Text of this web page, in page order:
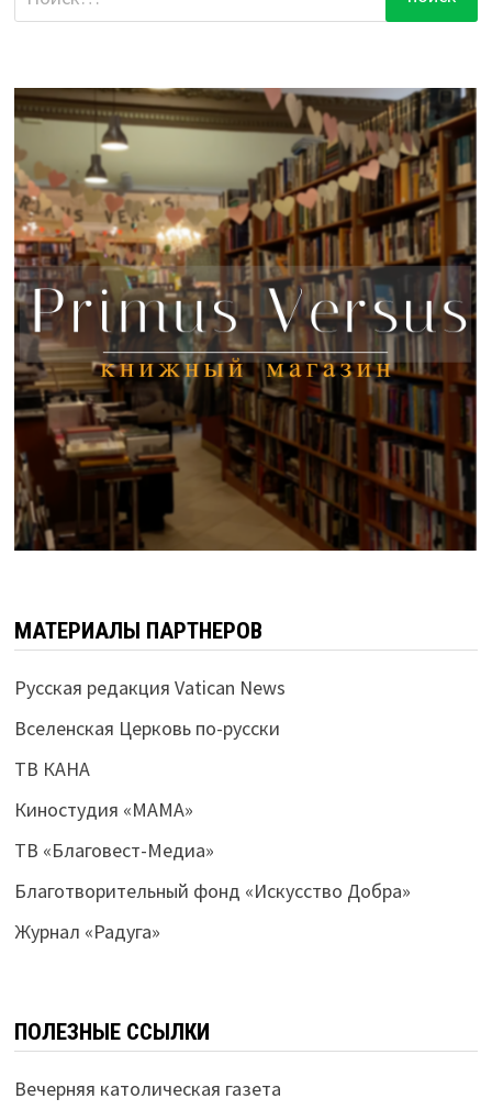
МАТЕРИАЛЫ ПАРТНЕРОВ
Русская редакция Vatican News
Вселенская Церковь по-русски
ТВ КАНА
Киностудия «МАМА»
ТВ «Благовест-Медиа»
Благотворительный фонд «Искусство Добра»
Журнал «Радуга»
ПОЛЕЗНЫЕ ССЫЛКИ
Вечерняя католическая газета